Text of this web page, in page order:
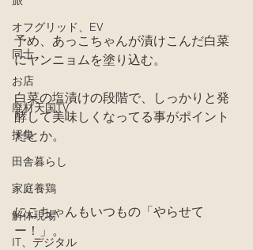
オフグリッド、EV
同士
お店
廃材天国TV
採集
田舎暮らし
家庭養鶏
解体現場
IT、デジタル
予め、あっこちゃんが漬けこんだ白菜
にヤンニョムを塗り込む。
白菜の塩漬けの段階で、しっかりと発
酵して美味しくなってる事がポイント
だとか。
にこちゃんもいつもの「やらせて
ー！」。